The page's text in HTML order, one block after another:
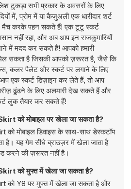
टुकड़ा सभी प्रकार के अवसरों के लिए
में, प्रोम में या कैजुअली एक धारीदार शर्ट
करके पहन सकते हैं! एक टूटू स्कर्ट
नहीं रहा, और अब आप इन राजकुमारियों
में मदद कर सकते हैं! आपको हमारी
सकता है जिसकी आपको ज़रूरत है, जैसे कि
कलर पैलेट और स्कर्ट पर लगाने के लिए
एक स्कर्ट डिज़ाइन कर लेते हैं, तो आप
ढूंढने के लिए अलमारी देख सकते हैं और
लुक तैयार कर सकते हैं!
को मोबाइल पर खेला जा सकता है?
मोबाइल डिवाइस के साथ-साथ डेस्कटॉप
है। यह गेम सीधे ब्राउज़र में खेला जाता है
करने की ज़रूरत नहीं है।
को मुफ्त में खेला जा सकता है?
को Y8 पर मुफ्त में खेला जा सकता है और